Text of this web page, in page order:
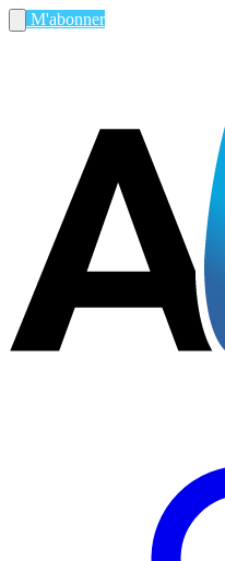
M'abonner